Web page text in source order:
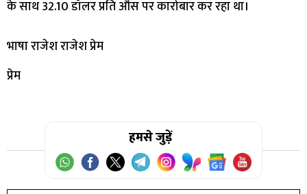
के साथ 32.10 डॉलर प्रति औंस पर कारोबार कर रहा था।
भाषा राजेश राजेश प्रेम
प्रेम
हमसे जुड़ें